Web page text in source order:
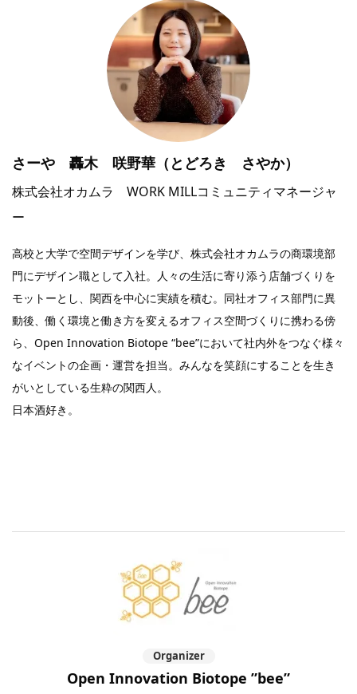
さーや 轟木 咲野華（とどろき さやか）
株式会社オカムラ WORK MILLコミュニティマネージャ
ー
高校と大学で空間デザインを学び、株式会社オカムラの商環境部
門にデザイン職として入社。人々の生活に寄り添う店舗づくりを
モットーとし、関西を中心に実績を積む。同社オフィス部門に異
動後、働く環境と働き方を変えるオフィス空間づくりに携わる傍
ら、Open Innovation Biotope “bee”において社内外をつなぐ様々
なイベントの企画・運営を担当。みんなを笑顔にすることを生き
がいとしている生粋の関西人。
日本酒好き。
Organizer
Open Innovation Biotope ”bee”